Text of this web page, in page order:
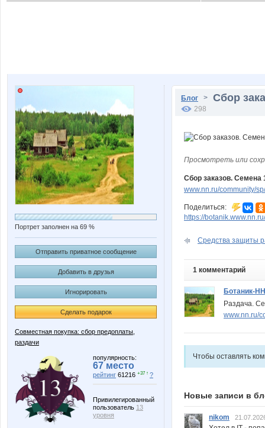
Портрет заполнен на 69 %
Отправить приватное сообщение
Добавить в друзья
Игнорировать
Сделать подарок
Совместная покупка: сбор предоплаты,
раздачи
популярность:
67 место
рейтинг 61216 +37 ↑ ?
Привилегированный
пользователь 13
уровня
Блог > Сбор
298
Просмотреть или
Сбор заказов. Семена
www.nn.ru/community/
Поделиться:
https://
Средства защиты
1 комментарий
Ботаник-НН
Раздача.
www.nn.ru/
Чтобы оставлять
Новые записи в
nikom